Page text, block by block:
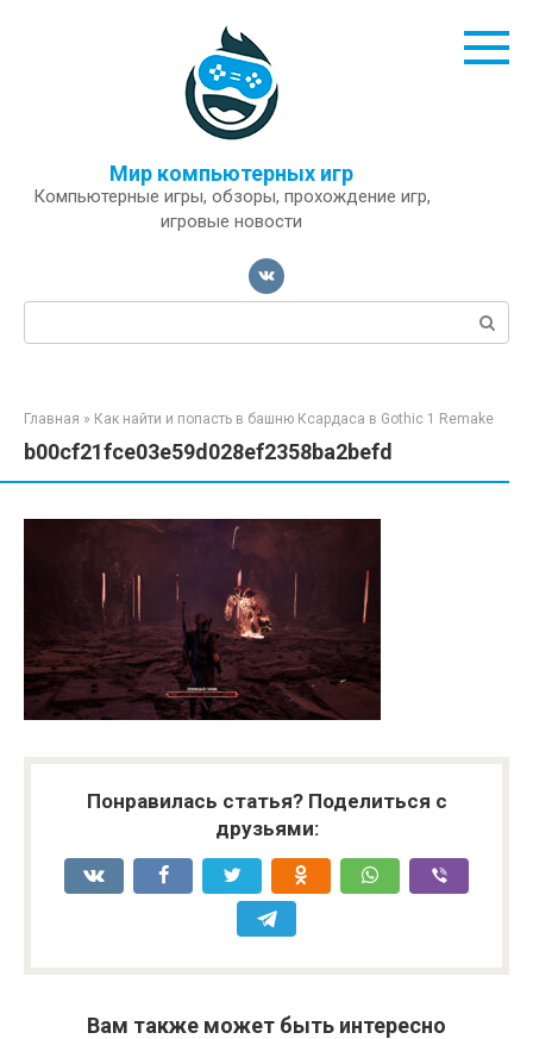
Мир компьютерных игр
Компьютерные игры, обзоры, прохождение игр,
игровые новости
Поиск:
Главная » Как найти и попасть в башню Ксардаса в Gothic 1 Remake
b00cf21fce03e59d028ef2358ba2befd
Понравилась статья? Поделиться с
друзьями:
Вам также может быть интересно